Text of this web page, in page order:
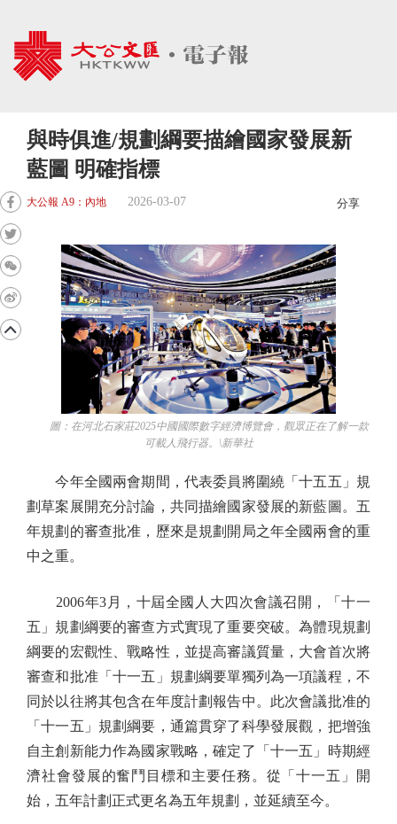
與時俱進/規劃綱要描繪國家發展新
藍圖 明確指標
大公報 A9：內地 2026-03-07 分享
圖：在河北石家莊2025中國國際數字經濟博覽會，觀眾正在了解一款
可載人飛行器。\新華社
今年全國兩會期間，代表委員將圍繞「十五五」規
劃草案展開充分討論，共同描繪國家發展的新藍圖。五
年規劃的審查批准，歷來是規劃開局之年全國兩會的重
中之重。
2006年3月，十屆全國人大四次會議召開，「十一
五」規劃綱要的審查方式實現了重要突破。為體現規劃
綱要的宏觀性、戰略性，並提高審議質量，大會首次將
審查和批准「十一五」規劃綱要單獨列為一項議程，不
同於以往將其包含在年度計劃報告中。此次會議批准的
「十一五」規劃綱要，通篇貫穿了科學發展觀，把增強
自主創新能力作為國家戰略，確定了「十一五」時期經
濟社會發展的奮鬥目標和主要任務。從「十一五」開
始，五年計劃正式更名為五年規劃，並延續至今。